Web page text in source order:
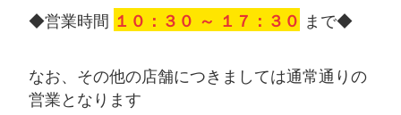
◆営業時間 １０：３０ ～ １７：３０ まで◆
なお、その他の店舗につきましては通常通りの
営業となります